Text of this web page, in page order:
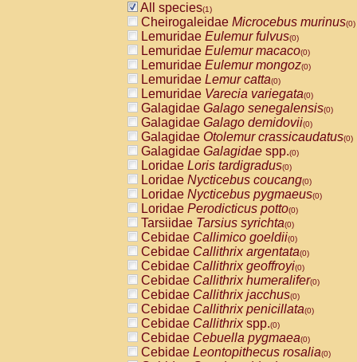
All species(1)
Cheirogaleidae Microcebus murinus(0)
Lemuridae Eulemur fulvus(0)
Lemuridae Eulemur macaco(0)
Lemuridae Eulemur mongoz(0)
Lemuridae Lemur catta(0)
Lemuridae Varecia variegata(0)
Galagidae Galago senegalensis(0)
Galagidae Galago demidovii(0)
Galagidae Otolemur crassicaudatus(0)
Galagidae Galagidae spp.(0)
Loridae Loris tardigradus(0)
Loridae Nycticebus coucang(0)
Loridae Nycticebus pygmaeus(0)
Loridae Perodicticus potto(0)
Tarsiidae Tarsius syrichta(0)
Cebidae Callimico goeldii(0)
Cebidae Callithrix argentata(0)
Cebidae Callithrix geoffroyi(0)
Cebidae Callithrix humeralifer(0)
Cebidae Callithrix jacchus(0)
Cebidae Callithrix penicillata(0)
Cebidae Callithrixspp.(0)
Cebidae Cebuella pygmaea(0)
Cebidae Leontopithecus rosalia(0)